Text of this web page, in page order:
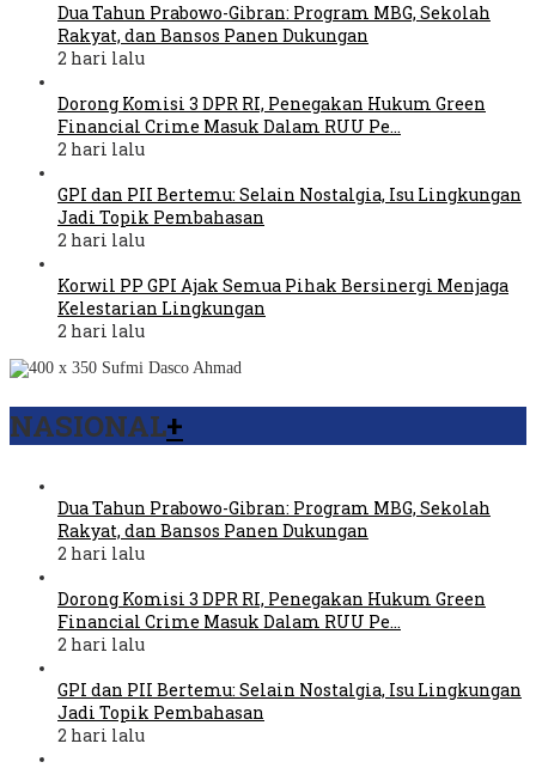
Dua Tahun Prabowo-Gibran: Program MBG, Sekolah
Rakyat, dan Bansos Panen Dukungan
2 hari lalu
Dorong Komisi 3 DPR RI, Penegakan Hukum Green
Financial Crime Masuk Dalam RUU Pe…
2 hari lalu
GPI dan PII Bertemu: Selain Nostalgia, Isu Lingkungan
Jadi Topik Pembahasan
2 hari lalu
Korwil PP GPI Ajak Semua Pihak Bersinergi Menjaga
Kelestarian Lingkungan
2 hari lalu
NASIONAL+
Dua Tahun Prabowo-Gibran: Program MBG, Sekolah
Rakyat, dan Bansos Panen Dukungan
2 hari lalu
Dorong Komisi 3 DPR RI, Penegakan Hukum Green
Financial Crime Masuk Dalam RUU Pe…
2 hari lalu
GPI dan PII Bertemu: Selain Nostalgia, Isu Lingkungan
Jadi Topik Pembahasan
2 hari lalu